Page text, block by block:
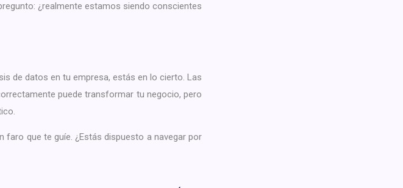
¿realmente estamos siendo conscientes
de datos en tu empresa, estás en lo cierto. Las
puede transformar tu negocio, pero
que te guíe. ¿Estás dispuesto a navegar por